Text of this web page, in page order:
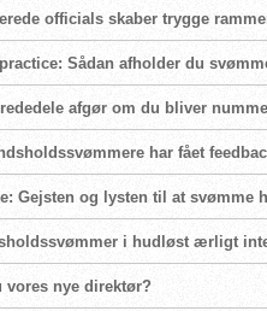
officials skaber trygge
practice: Sådan afholder du
afgør om du bliver
har fået
Gejsten og lysten til at
i hudløst ærligt
vores nye direktør?